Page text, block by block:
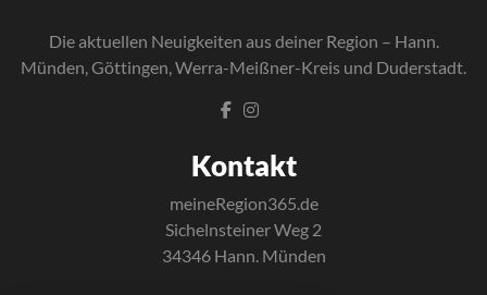
Die aktuellen Neuigkeiten aus deiner Region – Hann.
Münden, Göttingen, Werra-Meißner-Kreis und Duderstadt.
Kontakt
meineRegion365.de
Sichelnsteiner Weg 2
34346 Hann. Münden